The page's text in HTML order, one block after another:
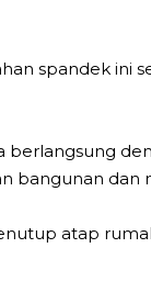
spandek
bangunan dan
atap